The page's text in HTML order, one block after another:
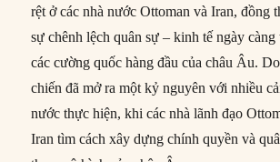
rệt ở các nhà nước Ottoman và Iran, đồng
sự chênh lệch quân sự – kinh tế ngày
các cường quốc hàng đầu của châu Âu.
chiến đã mở ra một kỷ nguyên với nhiều
nước thực hiện, khi các nhà lãnh đạo
Iran tìm cách xây dựng chính quyền và